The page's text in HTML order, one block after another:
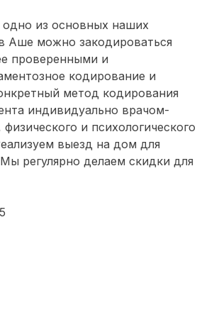
из основных наших
Аше можно закодироваться
проверенными и
кодирование и
метод кодирования
индивидуально врачом-
и психологического
выезд на дом для
регулярно делаем скидки для